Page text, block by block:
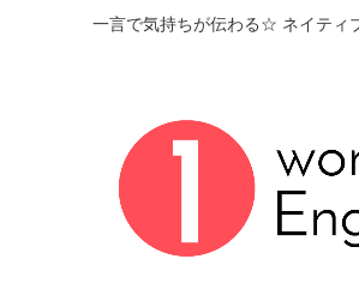
一言で気持ちが伝わる☆ ネイティ